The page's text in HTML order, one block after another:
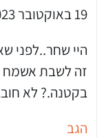
19 באוקטובר 2023 בשעה 13:3
היי שחר..לפני
זה לשבת אשמח
בקטנה.? לא
הגב